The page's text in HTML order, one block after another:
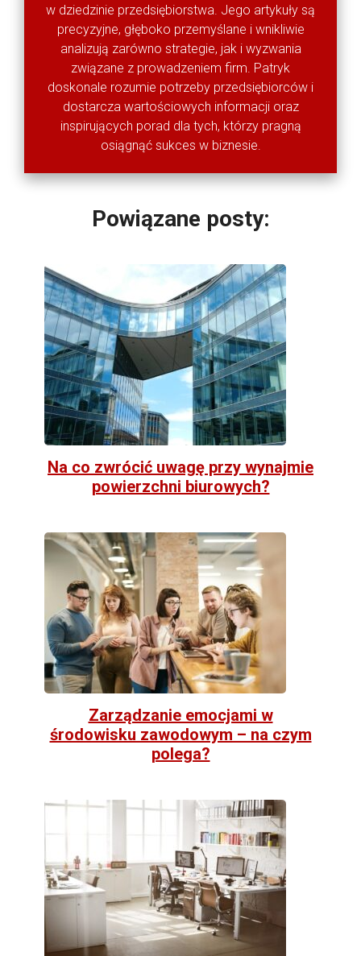
w dziedzinie przedsiębiorstwa. Jego artykuły są
precyzyjne, głęboko przemyślane i wnikliwie
analizują zarówno strategie, jak i wyzwania
związane z prowadzeniem firm. Patryk
doskonale rozumie potrzeby przedsiębiorców i
dostarcza wartościowych informacji oraz
inspirujących porad dla tych, którzy pragną
osiągnąć sukces w biznesie.
Powiązane posty:
Na co zwrócić uwagę przy wynajmie
powierzchni biurowych?
Zarządzanie emocjami w
środowisku zawodowym – na czym
polega?